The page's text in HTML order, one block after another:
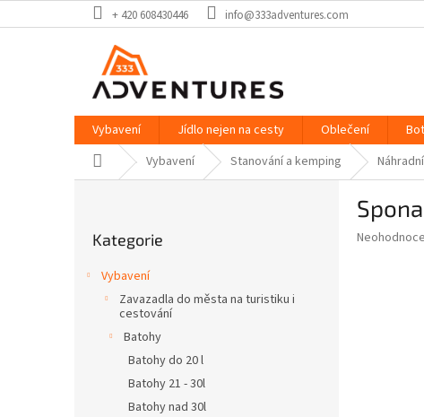
na
+ 420 608430446 info@333adventures.com
Vybavení Jídlo nejen na cesty Oblečení
Domů Vybavení Stanování a kemping
kategorie
Kategorie
Vybavení
Zavazadla do města na turistiku i
cestování
Batohy
Batohy do 20 l
Batohy 21 - 30l
Batohy nad 30l
Průměrné